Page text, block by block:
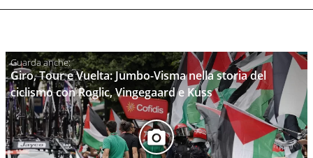
Giro, Tour e Vuelta: Jumbo-Visma nella storia del
ciclismo con Roglic, Vingegaard e Kuss